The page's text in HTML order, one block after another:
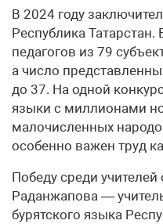
В 2024 году
Республика
педагогов из 79
а число
до 37. На одной
языки с миллионами
малочисленных
особенно важен труд
Победу среди
Раданжапова —
бурятского языка